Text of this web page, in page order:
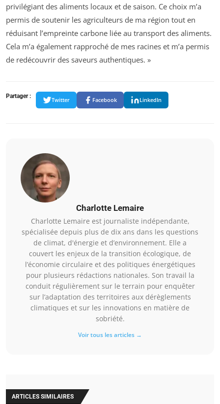
privilégiant des aliments locaux et de saison. Ce choix m’a
permis de soutenir les agriculteurs de ma région tout en
réduisant l’empreinte carbone liée au transport des aliments.
Cela m’a également rapproché de mes racines et m’a permis
de redécouvrir des saveurs authentiques. »
Partager :
Twitter Facebook LinkedIn
Charlotte Lemaire
Charlotte Lemaire est journaliste indépendante,
spécialisée depuis plus de dix ans dans les questions
de climat, d'énergie et d’environnement. Elle a
couvert les enjeux de la transition écologique, de
l’économie circulaire et des politiques énergétiques
pour plusieurs rédactions nationales. Son travail la
conduit régulièrement sur le terrain pour enquêter
sur l’adaptation des territoires aux dérèglements
climatiques et sur les innovations en matière de
sobriété.
Voir tous les articles →
ARTICLES SIMILAIRES